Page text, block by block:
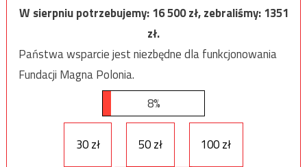
W sierpniu potrzebujemy:16 500zł, zebraliśmy:1351
zł.
Państwa wsparcie jest niezbędne dla funkcjonowania
Fundacji Magna Polonia.
8%
30 zł 50 zł 100 zł